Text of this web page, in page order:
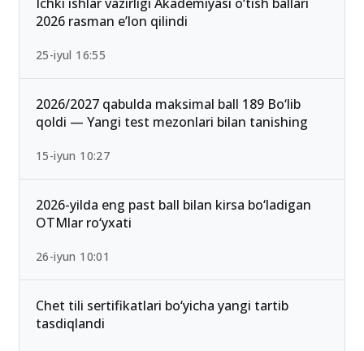
13-iyun 00:02
Ichki ishlar vazirligi Akademiyasi o‘tish ballari
2026 rasman e’lon qilindi
25-iyul 16:55
2026/2027 qabulda maksimal ball 189 Bo‘lib
qoldi — Yangi test mezonlari bilan tanishing
15-iyun 10:27
2026-yilda eng past ball bilan kirsa bo‘ladigan
OTMlar ro‘yxati
26-iyun 10:01